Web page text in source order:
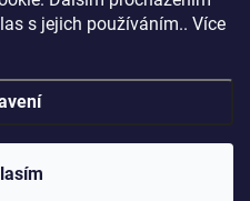
s jejich používáním.. Více
. Všechna práva vyhrazena.